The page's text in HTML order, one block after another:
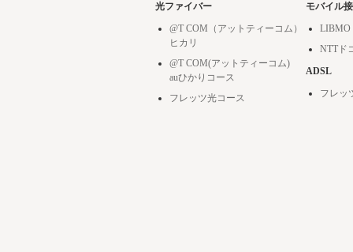
光ファイバー
@T COM（アットティーコム）
ヒカリ
@T COM(アットティーコム)
auひかりコース
フレッツ光コース
モバイル
LIBMO
NTTド
ADSL
フレッ